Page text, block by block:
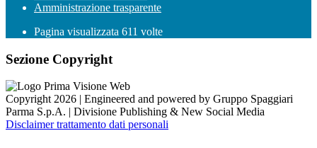
Amministrazione trasparente
Pagina visualizzata 611 volte
Sezione Copyright
Copyright 2026 | Engineered and powered by Gruppo Spaggiari
Parma S.p.A. | Divisione Publishing & New Social Media
Disclaimer trattamento dati personali